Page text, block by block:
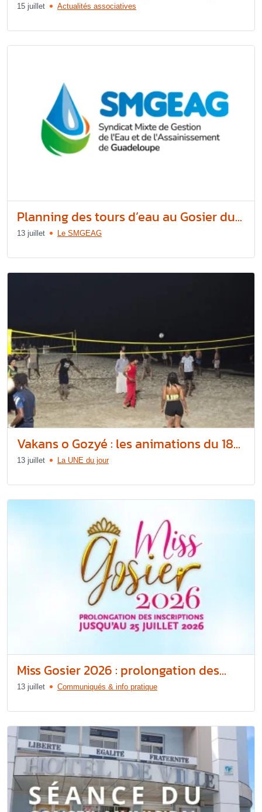
15 juillet Actualités associatives
Planning des tours d’eau au Gosier du...
13 juillet Le SMGEAG
Vakans o Gozyé : les animations du 18...
13 juillet La UNE du jour
Miss Gosier 2026 : prolongation des...
13 juillet Communiqués & info pratique